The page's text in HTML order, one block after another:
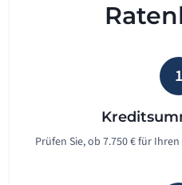
1
Prüfen Sie, ob 7.750 € für